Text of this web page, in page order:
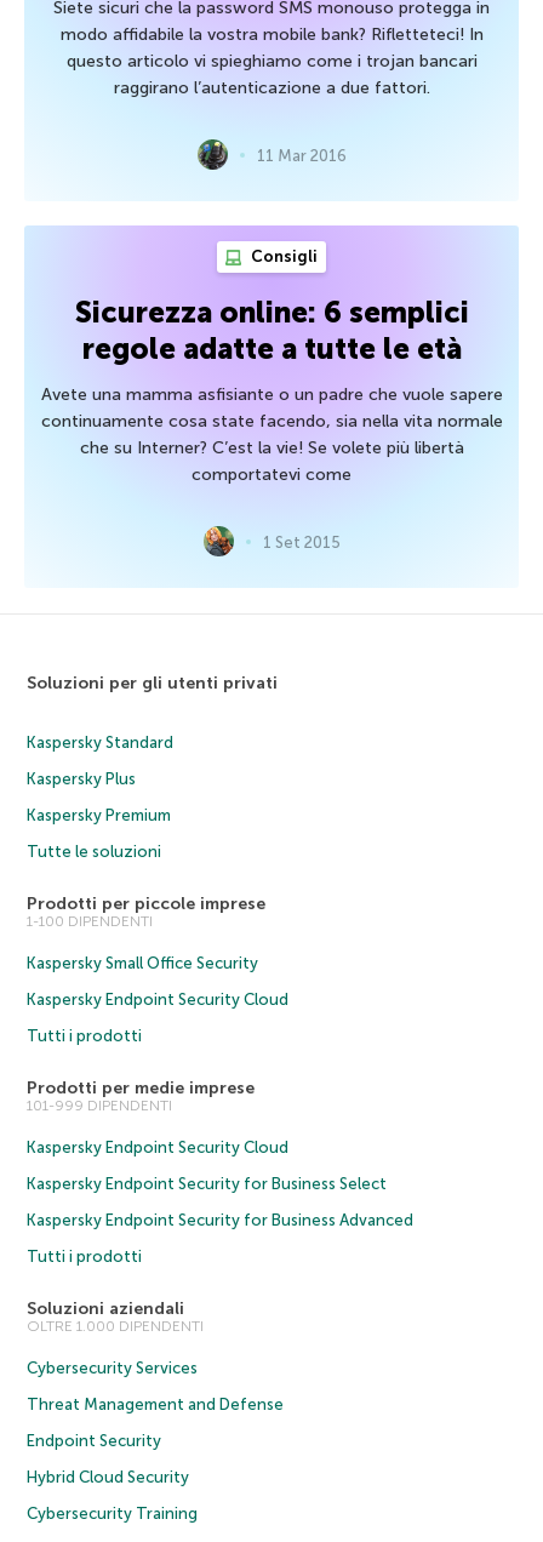
Siete sicuri che la password SMS monouso protegga in
modo affidabile la vostra mobile bank? Rifletteteci! In
questo articolo vi spieghiamo come i trojan bancari
raggirano l’autenticazione a due fattori.
11 Mar 2016
Consigli
Sicurezza online: 6 semplici
regole adatte a tutte le età
Avete una mamma asfisiante o un padre che vuole sapere
continuamente cosa state facendo, sia nella vita normale
che su Interner? C’est la vie! Se volete più libertà
comportatevi come
1 Set 2015
Soluzioni per gli utenti privati
Kaspersky Standard
Kaspersky Plus
Kaspersky Premium
Tutte le soluzioni
Prodotti per piccole imprese
1-100 DIPENDENTI
Kaspersky Small Office Security
Kaspersky Endpoint Security Cloud
Tutti i prodotti
Prodotti per medie imprese
101-999 DIPENDENTI
Kaspersky Endpoint Security Cloud
Kaspersky Endpoint Security for Business Select
Kaspersky Endpoint Security for Business Advanced
Tutti i prodotti
Soluzioni aziendali
OLTRE 1.000 DIPENDENTI
Cybersecurity Services
Threat Management and Defense
Endpoint Security
Hybrid Cloud Security
Cybersecurity Training